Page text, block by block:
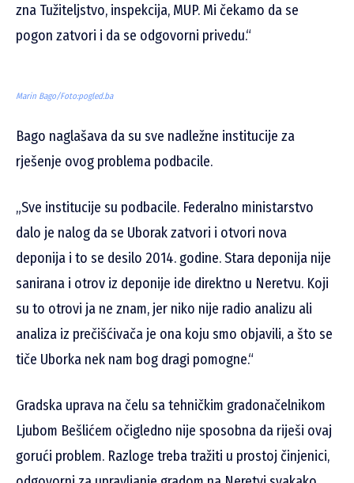
zna Tužiteljstvo, inspekcija, MUP. Mi čekamo da se
pogon zatvori i da se odgovorni privedu.“
Marin Bago/Foto:pogled.ba
Bago naglašava da su sve nadležne institucije za
rješenje ovog problema podbacile.
„Sve institucije su podbacile. Federalno ministarstvo
dalo je nalog da se Uborak zatvori i otvori nova
deponija i to se desilo 2014. godine. Stara deponija nije
sanirana i otrov iz deponije ide direktno u Neretvu. Koji
su to otrovi ja ne znam, jer niko nije radio analizu ali
analiza iz prečišćivača je ona koju smo objavili, a što se
tiče Uborka nek nam bog dragi pomogne.“
Gradska uprava na čelu sa tehničkim gradonačelnikom
Ljubom Bešlićem očigledno nije sposobna da riješi ovaj
gorući problem. Razloge treba tražiti u prostoj činjenici,